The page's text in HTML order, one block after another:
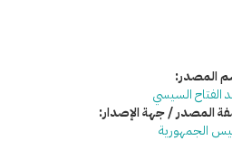
المصدر:
الفتاح السيسي
المصدر / جهة الإصدار:
الجمهورية